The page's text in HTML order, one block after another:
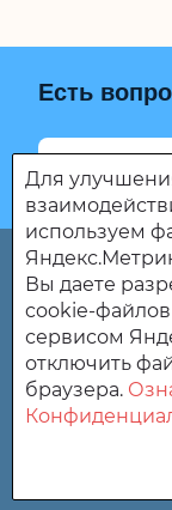
Есть
Написать
ГБУ СО ПО
реабилитации
442370,
Мокшан, ул.
8-84150-2-71-72
Для
используем
Вы даете
cookie-файлов
сервисом
отключить
браузера.